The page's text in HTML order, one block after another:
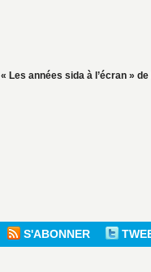
« Les années sida à l’écran »
S'ABONNER